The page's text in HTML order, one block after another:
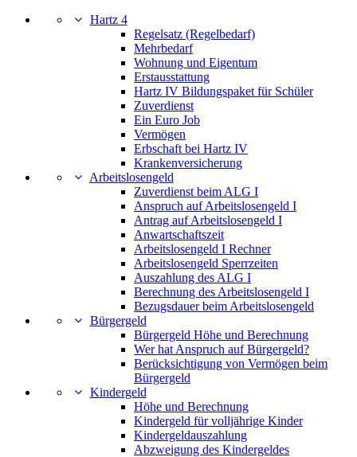
Hartz 4
Regelsatz (Regelbedarf)
Mehrbedarf
Wohnung und Eigentum
Erstausstattung
Hartz IV Bildungspaket für Schüler
Zuverdienst
Ein Euro Job
Vermögen
Erbschaft bei Hartz IV
Krankenversicherung
Arbeitslosengeld
Zuverdienst beim ALG I
Anspruch auf Arbeitslosengeld I
Antrag auf Arbeitslosengeld I
Anwartschaftszeit
Arbeitslosengeld I Rechner
Arbeitslosengeld Sperrzeiten
Auszahlung des ALG I
Berechnung des Arbeitslosengeld I
Bezugsdauer beim Arbeitslosengeld
Bürgergeld
Bürgergeld Höhe und Berechnung
Wer hat Anspruch auf Bürgergeld?
Berücksichtigung von Vermögen beim
Bürgergeld
Kindergeld
Höhe und Berechnung
Kindergeld für volljährige Kinder
Kindergeldauszahlung
Abzweigung des Kindergeldes